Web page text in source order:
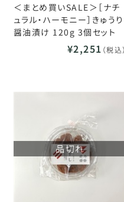
＜まとめ買いSALE＞［ナチ
ュラル・ハーモニー］きゅうり
醤油漬け 120g 3個セット
¥2,251 （税込）
品切れ